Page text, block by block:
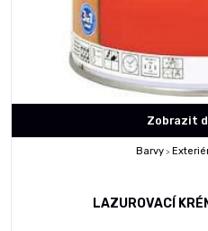
Zobrazit
Barvy>
LAZUROVACÍ